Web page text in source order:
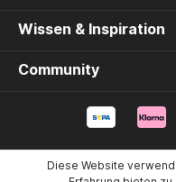
Wissen & Inspiration
Community
Diese Website